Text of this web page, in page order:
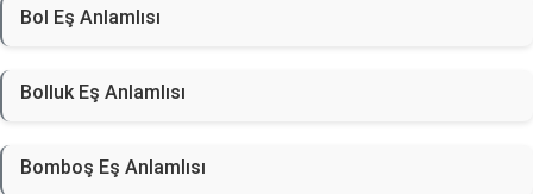
Bol Eş Anlamlısı
Bolluk Eş Anlamlısı
Bomboş Eş Anlamlısı